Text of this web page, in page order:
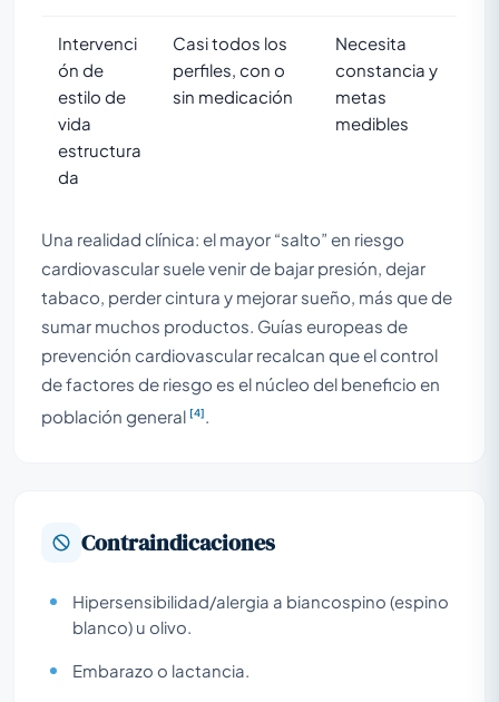
Intervenci
ón de
estilo de
vida
estructura
da
Casi todos los
perfiles, con o
sin medicación
Necesita
constancia y
metas
medibles
Una realidad clínica: el mayor “salto” en riesgo
cardiovascular suele venir de bajar presión, dejar
tabaco, perder cintura y mejorar sueño, más que de
sumar muchos productos. Guías europeas de
prevención cardiovascular recalcan que el control
de factores de riesgo es el núcleo del beneficio en
población general [4]
Contraindicaciones
Hipersensibilidad/alergia a biancospino (espino
blanco) u olivo.
Embarazo o lactancia.